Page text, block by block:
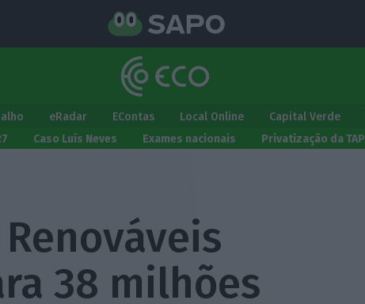
eRadar EContas Local Online Capital Verde
Caso Luís Neves Exames nacionais Privatização da TAP
38 milhões